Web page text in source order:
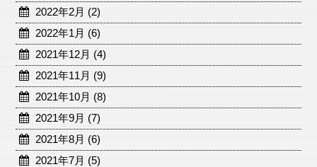
2022年2月 (2)
2022年1月 (6)
2021年12月 (4)
2021年11月 (9)
2021年10月 (8)
2021年9月 (7)
2021年8月 (6)
2021年7月 (5)